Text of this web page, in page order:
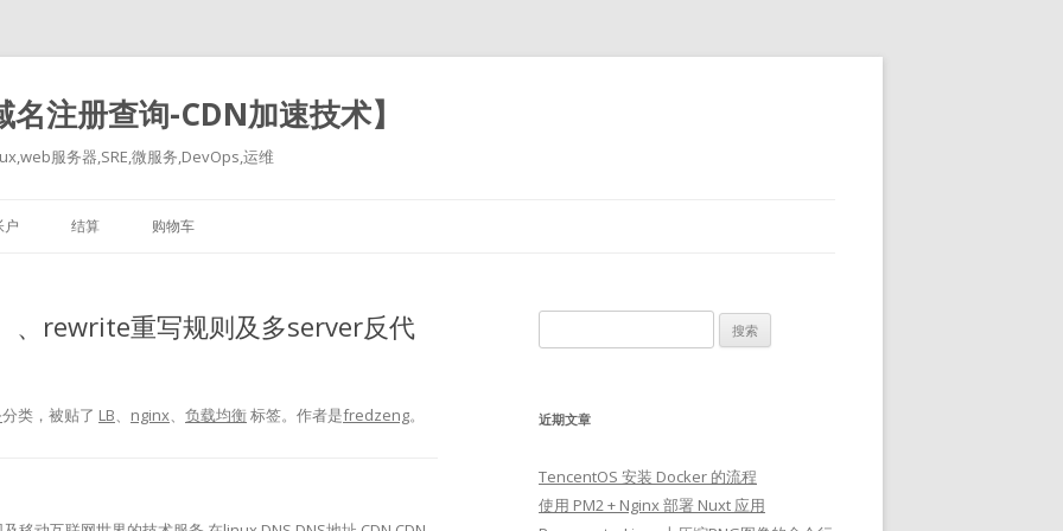
注册查询-CDN加速技术】
服务器,SRE,微服务,DevOps,运维
户 结算 购物车
、rewrite重写规则及多server反代
分类，被贴了 LB、 nginx、 负载均衡标签。 作者是fredzeng。
索：
近期文章
TencentOS 安装 Docker 的流程
使用 PM2 + Nginx 部署 Nuxt 应用